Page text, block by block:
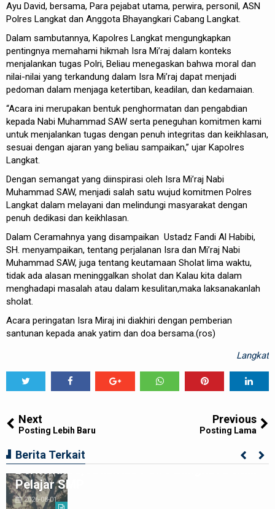
Ayu David, bersama, Para pejabat utama, perwira, personil, ASN
Polres Langkat dan Anggota Bhayangkari Cabang Langkat.
Dalam sambutannya, Kapolres Langkat mengungkapkan
pentingnya memahami hikmah Isra Mi’raj dalam konteks
menjalankan tugas Polri, Beliau menegaskan bahwa moral dan
nilai-nilai yang terkandung dalam Isra Mi’raj dapat menjadi
pedoman dalam menjaga ketertiban, keadilan, dan kedamaian.
“Acara ini merupakan bentuk penghormatan dan pengabdian
kepada Nabi Muhammad SAW serta peneguhan komitmen kami
untuk menjalankan tugas dengan penuh integritas dan keikhlasan,
sesuai dengan ajaran yang beliau sampaikan,” ujar Kapolres
Langkat.
Dengan semangat yang diinspirasi oleh Isra Mi’raj Nabi
Muhammad SAW, menjadi salah satu wujud komitmen Polres
Langkat dalam melayani dan melindungi masyarakat dengan
penuh dedikasi dan keikhlasan.
Dalam Ceramahnya yang disampaikan Ustadz Fandi Al Habibi,
SH. menyampaikan, tentang perjalanan Isra dan Mi’raj Nabi
Muhammad SAW, juga tentang keutamaan Sholat lima waktu,
tidak ada alasan meninggalkan sholat dan Kalau kita dalam
menghadapi masalah atau dalam kesulitan,maka laksanakanlah
sholat.
Acara peringatan Isra Miraj ini diakhiri dengan pemberian
santunan kepada anak yatim dan doa bersama.(ros)
Langkat
Next
Posting Lebih Baru
Previous
Posting Lama
Berita Terkait
Ciptakan Generasi Muda Tertib
Berkendara,Satlantas Polre Langkat Bekali
Pelajar SMP
2026-08-01